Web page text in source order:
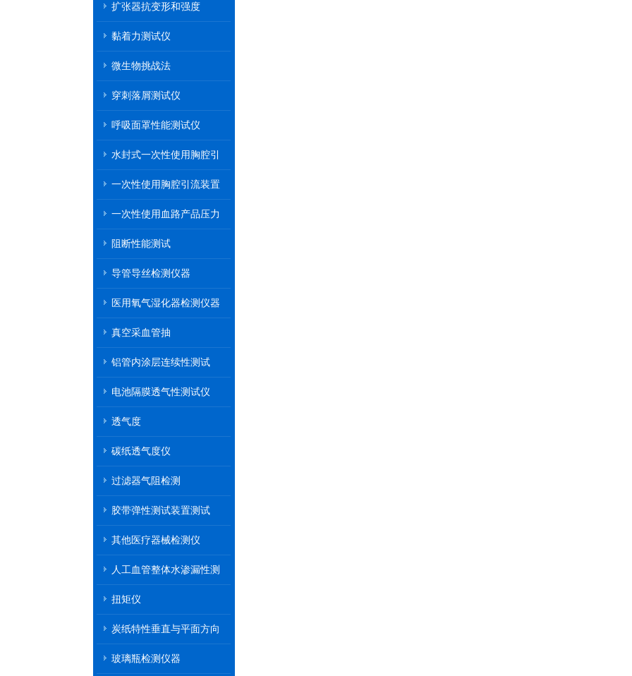
扩张器抗变形和强度
黏着力测试仪
微生物挑战法
穿刺落屑测试仪
呼吸面罩性能测试仪
水封式一次性使用胸腔引
一次性使用胸腔引流装置
一次性使用血路产品压力
阻断性能测试
导管导丝检测仪器
医用氧气湿化器检测仪器
真空采血管抽
铝管内涂层连续性测试
电池隔膜透气性测试仪
透气度
碳纸透气度仪
过滤器气阻检测
胶带弹性测试装置测试
其他医疗器械检测仪
人工血管整体水渗漏性测
扭矩仪
炭纸特性垂直与平面方向
玻璃瓶检测仪器